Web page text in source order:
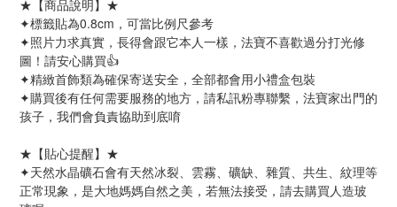
★【商品說明】★
✦標籤貼為0.8cm，可當比例尺參考
✦照片力求真實，長得會跟它本人一樣，法寶不喜歡過分打光修
圖！請安心購買👍
✦精緻首飾類為確保寄送安全，全部都會用小禮盒包裝
✦購買後有任何需要服務的地方，請私訊粉專聯繫，法寶家出門的
孩子，我們會負責協助到底唷
★【貼心提醒】★
✦天然水晶礦石會有天然冰裂、雲霧、礦缺、雜質、共生、紋理等
正常現象，是大地媽媽自然之美，若無法接受，請去購買人造玻